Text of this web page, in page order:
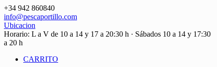
Saltar
contenido
+34 942 860840
info@pescaportillo.com
Ubicacion
Horario: L a V de 10 a 14 y 17 a 20:30 h · Sábados 10 a 14 y 17:30
a 20 h
CARRITO